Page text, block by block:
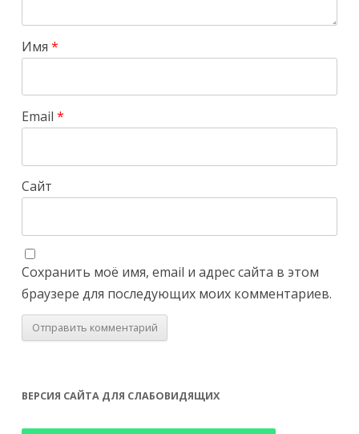
Имя*
Email*
Сайт
Сохранить моё имя, email и адрес сайта в этом
браузере для последующих моих комментариев.
ВЕРСИЯ САЙТА ДЛЯ СЛАБОВИДЯЩИХ